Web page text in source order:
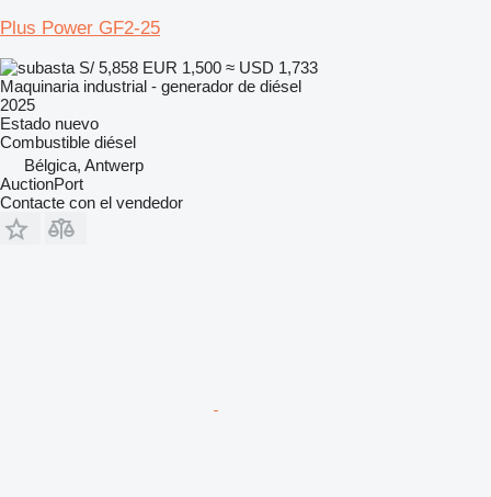
Plus Power GF2-25
S/ 5,858 EUR 1,500 ≈ USD 1,733
Maquinaria industrial - generador de diésel
2025
Estado nuevo
Combustible diésel
Bélgica, Antwerp
AuctionPort
Contacte con el vendedor